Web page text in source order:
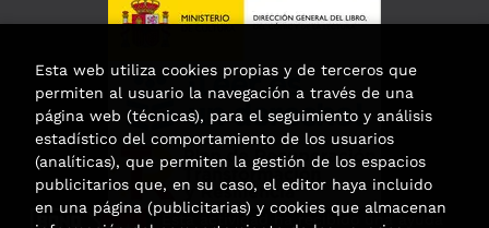
Esta actividad ha recibido una ayuda
Esta web utiliza cookies propias y de terceros que
permiten al usuario la navegación a través de una
página web (técnicas), para el seguimiento y análisis
estadístico del comportamiento de los usuarios
(analíticas), que permiten la gestión de los espacios
publicitarios que, en su caso, el editor haya incluido
en una página (publicitarias) y cookies que almacenan